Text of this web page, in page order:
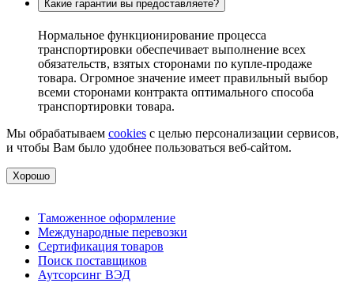
Какие гарантии вы предоставляете?
Нормальное функционирование процесса
транспортировки обеспечивает выполнение всех
обязательств, взятых сторонами по купле-продаже
товара. Огромное значение имеет правильный выбор
всеми сторонами контракта оптимального способа
транспортировки товара.
Мы обрабатываем cookies с целью персонализации сервисов,
и чтобы Вам было удобнее пользоваться веб-сайтом.
Хорошо
Таможенное оформление
Международные перевозки
Сертификация товаров
Поиск поставщиков
Аутсорсинг ВЭД